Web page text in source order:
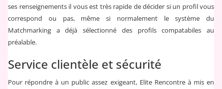
ses renseignements il vous est très rapide de décider si un profil vous
correspond ou pas, même si normalement le système du
Matchmarking a déjà sélectionné des profils compatabiles au
préalable.
Service clientèle et sécurité
Pour répondre à un public assez exigeant, Elite Rencontre à mis en